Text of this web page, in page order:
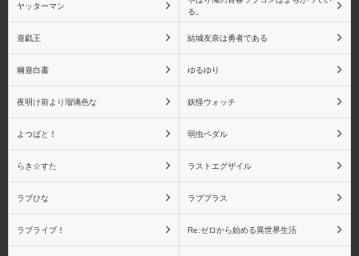
キャラアニ キューズQ
京都アニメーション
グッドスマイルカンパニ
ヤッターマン
る。
遊戯王 結城友奈は勇者である
幽遊白書 ゆるゆり
夜明け前より瑠璃色な 妖怪ウォッチ
よつばと！ 弱虫ペダル
らき☆すた ラストエグザイル
ラブひな ラブプラス
ラブライブ！ Re:ゼロから始める異世界生活